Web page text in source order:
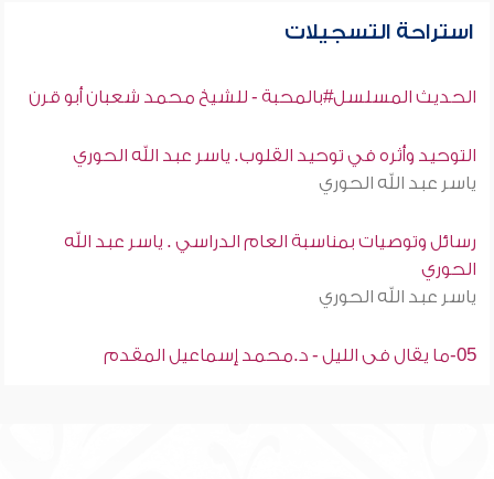
استراحة التسجيلات
الحديث المسلسل#بالمحبة - للشيخ محمد شعبان أبو قرن
التوحيد وأثره في توحيد القلوب. ياسر عبد الله الحوري
ياسر عبد الله الحوري
رسائل وتوصيات بمناسبة العام الدراسي . ياسر عبد الله
الحوري
ياسر عبد الله الحوري
05-ما يقال فى الليل - د.محمد إسماعيل المقدم